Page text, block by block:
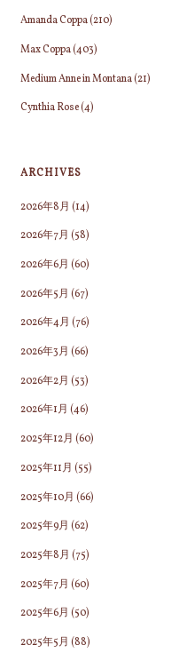
Amanda Coppa(210)
Max Coppa(403)
Medium Anne in Montana(21)
Cynthia Rose(4)
ARCHIVES
2026年8月 (14)
2026年7月 (58)
2026年6月 (60)
2026年5月 (67)
2026年4月 (76)
2026年3月 (66)
2026年2月 (53)
2026年1月 (46)
2025年12月 (60)
2025年11月 (55)
2025年10月 (66)
2025年9月 (62)
2025年8月 (75)
2025年7月 (60)
2025年6月 (50)
2025年5月 (88)